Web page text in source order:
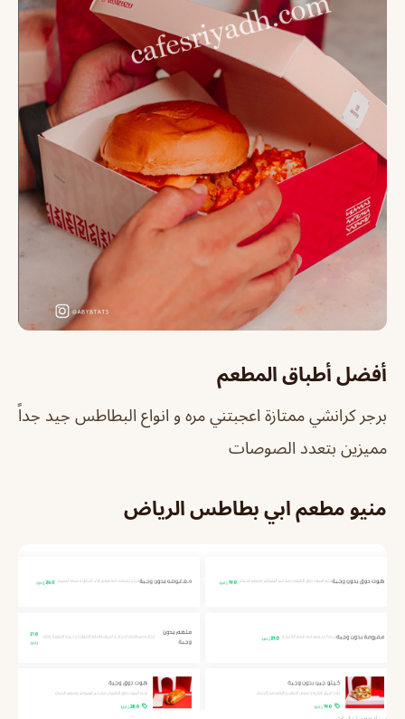
أفضل أطباق المطعم
برجر كرانشي ممتازة اعجبتني مره و انواع البطاطس جيد جداً
مميزين بتعدد الصوصات
منيو مطعم ابي بطاطس الرياض